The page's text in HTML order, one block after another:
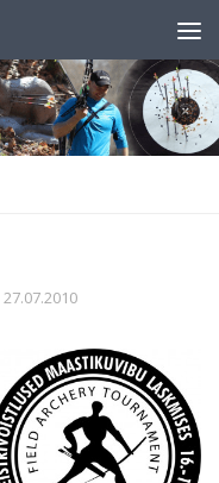
27.07.2010